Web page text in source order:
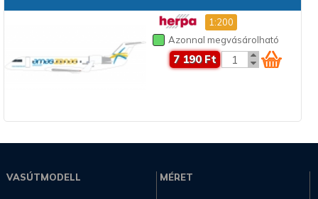
1:200
Azonnal megvásárolható
7 190 Ft
VASÚTMODELL MÉRET